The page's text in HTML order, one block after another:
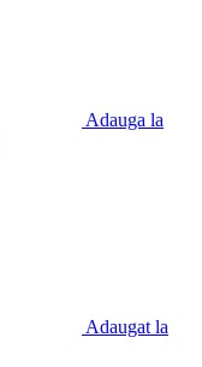
Adauga la
Adaugat la